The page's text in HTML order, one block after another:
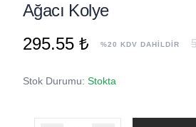
Ağacı Kolye
295.55 ₺
%20 KDV DAHİLDİR
Stok Durumu: Stokta